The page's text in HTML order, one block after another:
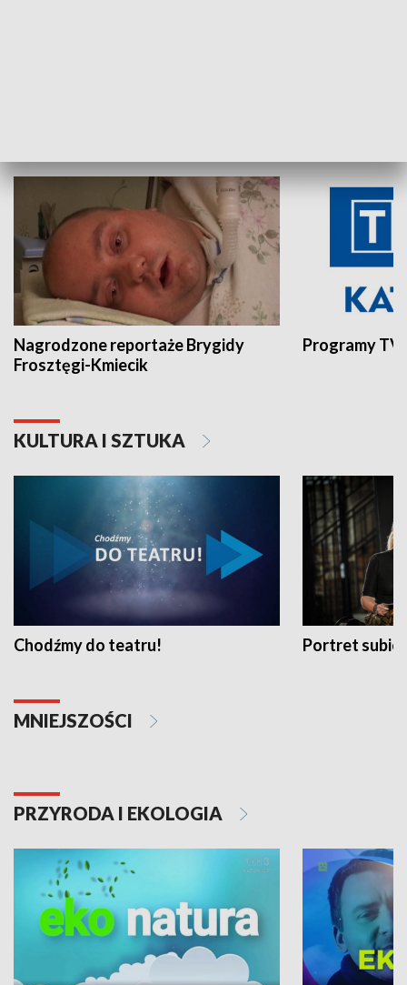
Nagrodzone reportaże Brygidy
Frosztęgi-Kmiecik
Programy
KULTURA I SZTUKA
Chodźmy do teatru! Portret
MNIEJSZOŚCI
PRZYRODA I EKOLOGIA